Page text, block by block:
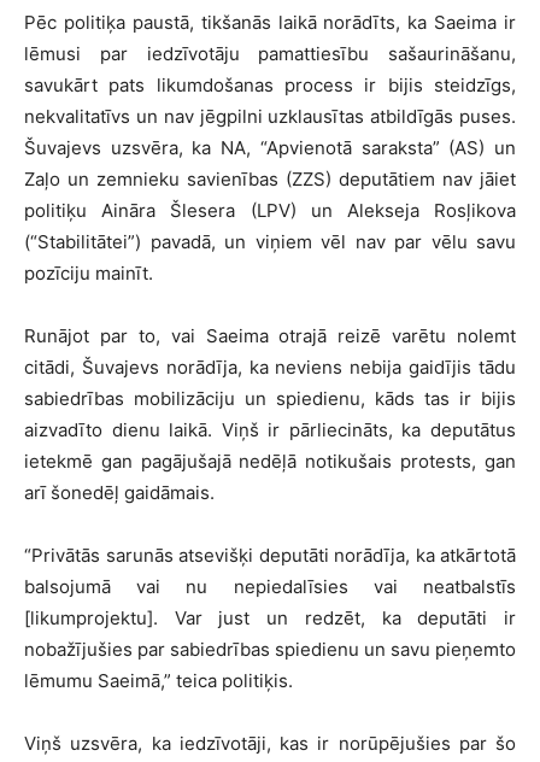
Pēc politiķa paustā, tikšanās laikā norādīts, ka Saeima ir
lēmusi par iedzīvotāju pamattiesību sašaurināšanu,
savukārt pats likumdošanas process ir bijis steidzīgs,
nekvalitatīvs un nav jēgpilni uzklausītas atbildīgās puses.
Šuvajevs uzsvēra, ka NA, “Apvienotā saraksta” (AS) un
Zaļo un zemnieku savienības (ZZS) deputātiem nav jāiet
politiķu Aināra Šlesera (LPV) un Alekseja Rosļikova
(“Stabilitātei”) pavadā, un viņiem vēl nav par vēlu savu
pozīciju mainīt.
Runājot par to, vai Saeima otrajā reizē varētu nolemt
citādi, Šuvajevs norādīja, ka neviens nebija gaidījis tādu
sabiedrības mobilizāciju un spiedienu, kāds tas ir bijis
aizvadīto dienu laikā. Viņš ir pārliecināts, ka deputātus
ietekmē gan pagājušajā nedēļā notikušais protests, gan
arī šonedēļ gaidāmais.
“Privātās sarunās atsevišķi deputāti norādīja, ka atkārtotā
balsojumā vai nu nepiedalīsies vai neatbalstīs
[likumprojektu]. Var just un redzēt, ka deputāti ir
nobažījušies par sabiedrības spiedienu un savu pieņemto
lēmumu Saeimā,” teica politiķis.
Viņš uzsvēra, ka iedzīvotāji, kas ir norūpējušies par šo